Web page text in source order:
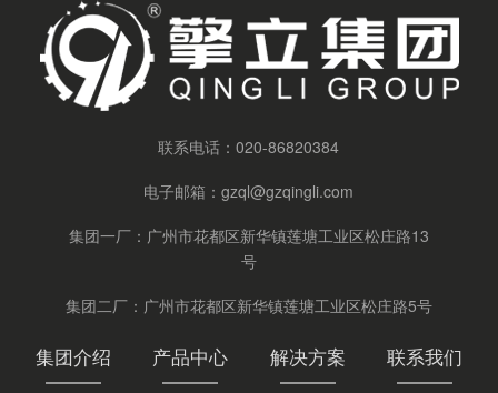
联系电话：020-86820384
电子邮箱：gzql@gzqingli.com
集团一厂：广州市花都区新华镇莲塘工业区松庄路13
号
集团二厂：广州市花都区新华镇莲塘工业区松庄路5号
集团介绍 产品中心 解决方案 联系我们